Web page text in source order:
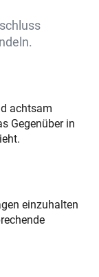
achtsam
Gegenüber in
einzuhalten